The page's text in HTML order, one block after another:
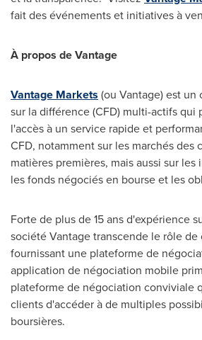
fait des événements et initiatives à
À propos de Vantage
Vantage Markets (ou Vantage) est
sur la différence (CFD) multi-actifs qui
l'accès à un service rapide et
CFD, notamment sur les marchés des
matières premières, mais aussi sur les
les fonds négociés en bourse et les
Forte de plus de 15 ans d'expérience
société Vantage transcende le rôle de
fournissant une plateforme de
application de négociation mobile
plateforme de négociation conviviale
clients d'accéder à de multiples
boursières.